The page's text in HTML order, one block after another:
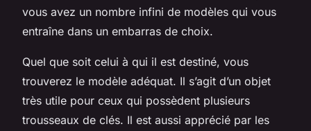
vous avez un nombre infini de modèles qui vous
entraîne dans un embarras de choix.
Quel que soit celui à qui il est destiné, vous
trouverez le modèle adéquat. Il s’agit d’un objet
très utile pour ceux qui possèdent plusieurs
trousseaux de clés. Il est aussi apprécié par les